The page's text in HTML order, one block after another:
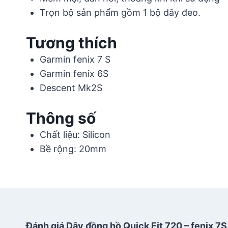
Trọn bộ sản phẩm gồm 1 bộ dây đeo.
Tương thích
Garmin fenix 7 S
Garmin fenix 6S
Descent Mk2S
Thông số
Chất liệu: Silicon
Bề rộng: 20mm
Đánh giá Dây đồng hồ Quick Fit 720 – fenix